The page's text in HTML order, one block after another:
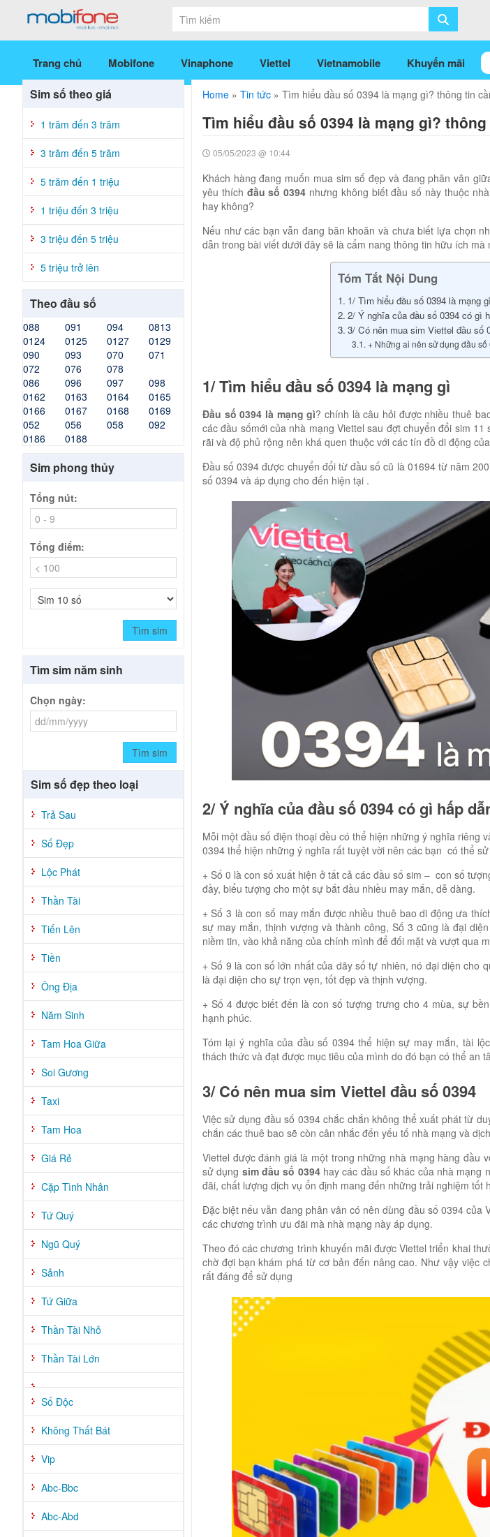
Trang chủ Mobifone Vinaphone Viettel Vietnamobile Khuyến mãi
Home» Tin tức» Tìm hiểu đầu số 0394 là mạng gì? thông tin
Tìm hiểu đầu số 0394 là mạng gì?
05/05/2023 @ 10:44
Khách hàng đang muốn mua sim số đẹp và đang phân vân
yêu thích đầu số 0394 nhưng không biết đầu số này thuộc
hay không?
Nếu như các bạn vẫn đang băn khoăn và chưa biết lựa chọn
dẫn trong bài viết dưới đây sẽ là cẩm nang thông tin hữu ích mà
Tóm Tắt Nội Dung
1/ Tìm hiểu đầu số 0394 là mạng gì
2/ Ý nghĩa của đầu số 0394 có gì
3/ Có nên mua sim Viettel đầu số
+ Những ai nên sử dụng đầu số
1/ Tìm hiểu đầu số 0394 là mạng gì
Đầu số 0394 là mạng gì? chính là câu hỏi được nhiều thuê
các đầu sốmới của nhà mạng Viettel sau đợt chuyển đổi sim
rãi và độ phủ rộng nên khá quen thuộc với các tín đồ di động
Đầu số 0394 được chuyển đổi từ đầu số cũ là 01694 từ năm
số 0394 và áp dụng cho đến hiện tại .
2/ Ý nghĩa của đầu số 0394 có gì hấp
Mỗi một đầu số điện thoại đều có thể hiện những ý nghĩa riêng
0394 thể hiện những ý nghĩa rất tuyệt vời nên các bạn có thể
+ Số 0 là con số xuất hiện ở tất cả các đầu số sim – con số
đầy, biểu tượng cho một sự bắt đầu nhiều may mắn, dễ dàng.
+ Số 3 là con số may mắn được nhiều thuê bao di động ưa
sự may mắn, thịnh vượng và thành công, Số 3 cũng là đại
niềm tin, vào khả năng của chính mình để đối mặt và vượt qua
+ Số 9 là con số lớn nhất của dãy số tự nhiên, nó đại diện cho
là đại diện cho sự trọn vẹn, tốt đẹp và thịnh vượng.
+ Số 4 được biết đến là con số tượng trưng cho 4 mùa, sự
hạnh phúc.
Tóm lại ý nghĩa của đầu số 0394 thể hiện sự may mắn, tài
thách thức và đạt được mục tiêu của mình do đó bạn có thể an
3/ Có nên mua sim Viettel đầu số 0394
Việc sử dụng đầu số 0394 chắc chắn không thể xuất phát từ
chắn các thuê bao sẽ còn cân nhắc đến yếu tố nhà mạng và
Viettel được đánh giá là một trong những nhà mạng hàng đầu
sử dụng sim đầu số 0394hay các đầu số khác của nhà mạng
đãi, chất lượng dịch vụ ổn định mang đến những trải nghiệm tốt
Đặc biệt nếu vẫn đang phân vân có nên dùng đầu số 0394 của
các chương trình ưu đãi mà nhà mạng này áp dụng.
Theo đó các chương trình khuyến mãi được Viettel triển khai
chờ đợi bạn khám phá từ cơ bản đến nâng cao. Như vậy việc
rất đáng để sử dụng
Sim số theo giá
1 trăm đến 3 trăm
3 trăm đến 5 trăm
5 trăm đến 1 triệu
1 triệu đến 3 triệu
3 triệu đến 5 triệu
5 triệu trở lên
Theo đầu số
088 091 094
0813
0124
0125 0127
0129
090
093 070
071
072
076
078
086
096 097
098
0162
0163 0164
0165
0166
0167 0168
0169
052
056 058
092
0186
0188
Sim phong thủy
Tổng nút:
Tổng điểm:
Tìm sim
Tìm sim năm sinh
Chọn ngày:
Tìm sim
Sim số đẹp theo loại
Trả Sau
Số Đẹp
Lộc Phát
Thần Tài
Tiến Lên
Tiền
Ông Địa
Năm Sinh
Tam Hoa Giữa
Soi Gương
Taxi
Tam Hoa
Giá Rẻ
Cặp Tình Nhân
Tứ Quý
Ngũ Quý
Sảnh
Tứ Giữa
Thần Tài Nhỏ
Thần Tài Lớn
Số Độc
Không Thất Bát
Vip
Abc-Bbc
Abc-Abd